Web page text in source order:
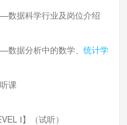
数据科学行业及岗位介绍
据分析中的数学、 统计学
课
Ⅰ】（试听）